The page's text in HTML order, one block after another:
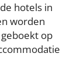
hotels in
worden
op